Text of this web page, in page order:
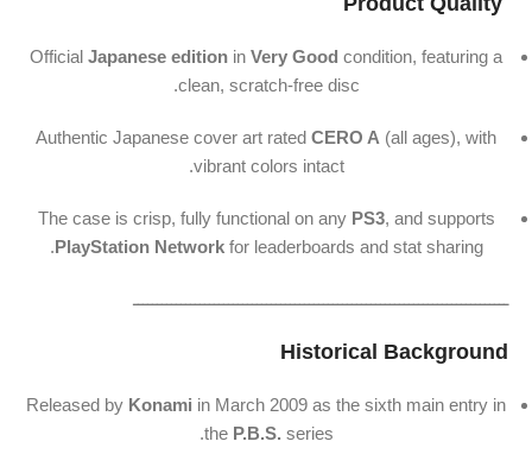
Official Japanese edition in Very Good condition, featuring a
clean, scratch-free disc.
Authentic Japanese cover art rated CERO A (all ages), with
vibrant colors intact.
The case is crisp, fully functional on any PS3, and supports
PlayStation Networkfor leaderboards and stat sharing.
ـــــــــــــــــــــــــــــــــــــــــــــــــــــــــــــــــــــــــــــــ
Historical Background
Released by Konami in March 2009 as the sixth main entry in
the P.B.S. series.